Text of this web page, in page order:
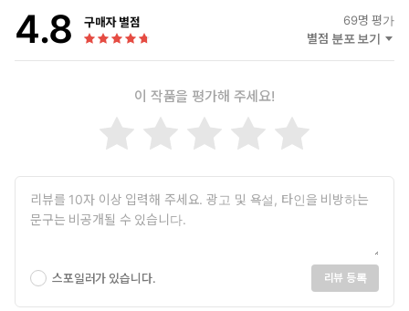
드러나는 작품 속의 탁월한 식견과 해박한 지식은 많은 후배 작가들
4.8 구매자 별점 69명 평가
별점 분포 보기
이 작품을 평가해 주세요!
스포일러가 있습니다. 리뷰 등록